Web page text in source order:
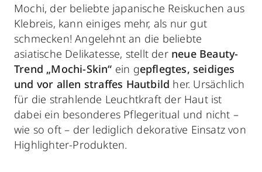
Mochi, der beliebte japanische Reiskuchen aus
Klebreis, kann einiges mehr, als nur gut
schmecken! Angelehnt an die beliebte
asiatische Delikatesse, stellt der neue Beauty-
Trend „Mochi-Skin“ ein gepflegtes, seidiges
und vor allen straffes Hautbild her. Ursächlich
für die strahlende Leuchtkraft der Haut ist
dabei ein besonderes Pflegeritual und nicht –
wie so oft – der lediglich dekorative Einsatz von
Highlighter-Produkten.